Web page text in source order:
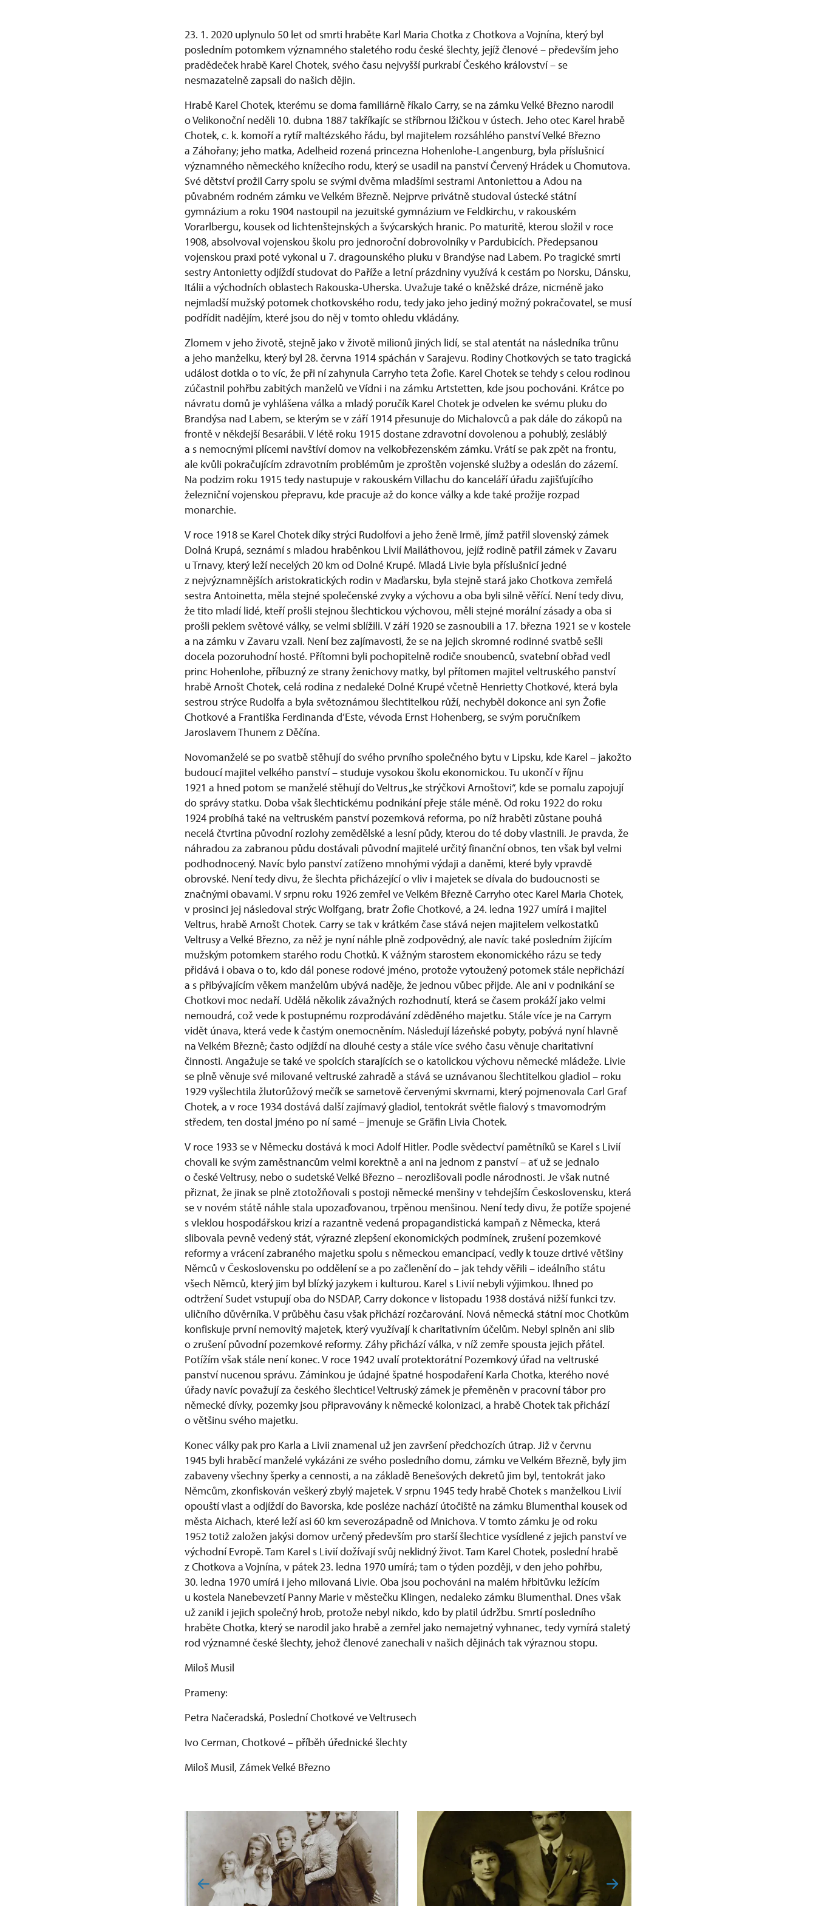
23. 1. 2020 uplynulo 50 let od smrti hraběte Karl Maria Chotka z Chotkova a Vojnína, který byl
posledním potomkem významného staletého rodu české šlechty, jejíž členové – především jeho
pradědeček hrabě Karel Chotek, svého času nejvyšší purkrabí Českého království – se
nesmazatelně zapsali do našich dějin.
Hrabě Karel Chotek, kterému se doma familiárně říkalo Carry, se na zámku Velké Březno narodil
o Velikonoční neděli 10. dubna 1887 takříkajíc se stříbrnou lžičkou v ústech. Jeho otec Karel hrabě
Chotek, c. k. komoří a rytíř maltézského řádu, byl majitelem rozsáhlého panství Velké Březno
a Záhořany; jeho matka, Adelheid rozená princezna Hohenlohe-Langenburg, byla příslušnicí
významného německého knížecího rodu, který se usadil na panství Červený Hrádek u Chomutova.
Své dětství prožil Carry spolu se svými dvěma mladšími sestrami Antoniettou a Adou na
půvabném rodném zámku ve Velkém Březně. Nejprve privátně studoval ústecké státní
gymnázium a roku 1904 nastoupil na jezuitské gymnázium ve Feldkirchu, v rakouském
Vorarlbergu, kousek od lichtenštejnských a švýcarských hranic. Po maturitě, kterou složil v roce
1908, absolvoval vojenskou školu pro jednoroční dobrovolníky v Pardubicích. Předepsanou
vojenskou praxi poté vykonal u 7. dragounského pluku v Brandýse nad Labem. Po tragické smrti
sestry Antonietty odjíždí studovat do Paříže a letní prázdniny využívá k cestám po Norsku, Dánsku,
Itálii a východních oblastech Rakouska-Uherska. Uvažuje také o kněžské dráze, nicméně jako
nejmladší mužský potomek chotkovského rodu, tedy jako jeho jediný možný pokračovatel, se musí
podřídit nadějím, které jsou do něj v tomto ohledu vkládány.
Zlomem v jeho životě, stejně jako v životě milionů jiných lidí, se stal atentát na následníka trůnu
a jeho manželku, který byl 28. června 1914 spáchán v Sarajevu. Rodiny Chotkových se tato tragická
událost dotkla o to víc, že při ní zahynula Carryho teta Žofie. Karel Chotek se tehdy s celou rodinou
zúčastnil pohřbu zabitých manželů ve Vídni i na zámku Artstetten, kde jsou pochováni. Krátce po
návratu domů je vyhlášena válka a mladý poručík Karel Chotek je odvelen ke svému pluku do
Brandýsa nad Labem, se kterým se v září 1914 přesunuje do Michalovců a pak dále do zákopů na
frontě v někdejší Besarábii. V létě roku 1915 dostane zdravotní dovolenou a pohublý, zesláblý
a s nemocnými plícemi navštíví domov na velkobřezenském zámku. Vrátí se pak zpět na frontu,
ale kvůli pokračujícím zdravotním problémům je zproštěn vojenské služby a odeslán do zázemí.
Na podzim roku 1915 tedy nastupuje v rakouském Villachu do kanceláří úřadu zajišťujícího
železniční vojenskou přepravu, kde pracuje až do konce války a kde také prožije rozpad
monarchie.
V roce 1918 se Karel Chotek díky strýci Rudolfovi a jeho ženě Irmě, jímž patřil slovenský zámek
Dolná Krupá, seznámí s mladou hraběnkou Livií Mailáthovou, jejíž rodině patřil zámek v Zavaru
u Trnavy, který leží necelých 20 km od Dolné Krupé. Mladá Livie byla příslušnicí jedné
z nejvýznamnějších aristokratických rodin v Maďarsku, byla stejně stará jako Chotkova zemřelá
sestra Antoinetta, měla stejné společenské zvyky a výchovu a oba byli silně věřící. Není tedy divu,
že tito mladí lidé, kteří prošli stejnou šlechtickou výchovou, měli stejné morální zásady a oba si
prošli peklem světové války, se velmi sblížili. V září 1920 se zasnoubili a 17. března 1921 se v kostele
a na zámku v Zavaru vzali. Není bez zajímavosti, že se na jejich skromné rodinné svatbě sešli
docela pozoruhodní hosté. Přítomni byli pochopitelně rodiče snoubenců, svatební obřad vedl
princ Hohenlohe, příbuzný ze strany ženichovy matky, byl přítomen majitel veltruského panství
hrabě Arnošt Chotek, celá rodina z nedaleké Dolné Krupé včetně Henrietty Chotkové, která byla
sestrou strýce Rudolfa a byla světoznámou šlechtitelkou růží, nechyběl dokonce ani syn Žofie
Chotkové a Františka Ferdinanda d’Este, vévoda Ernst Hohenberg, se svým poručníkem
Jaroslavem Thunem z Děčína.
Novomanželé se po svatbě stěhují do svého prvního společného bytu v Lipsku, kde Karel – jakožto
budoucí majitel velkého panství – studuje vysokou školu ekonomickou. Tu ukončí v říjnu
1921 a hned potom se manželé stěhují do Veltrus „ke strýčkovi Arnoštovi“, kde se pomalu zapojují
do správy statku. Doba však šlechtickému podnikání přeje stále méně. Od roku 1922 do roku
1924 probíhá také na veltruském panství pozemková reforma, po níž hraběti zůstane pouhá
necelá čtvrtina původní rozlohy zemědělské a lesní půdy, kterou do té doby vlastnili. Je pravda, že
náhradou za zabranou půdu dostávali původní majitelé určitý finanční obnos, ten však byl velmi
podhodnocený. Navíc bylo panství zatíženo mnohými výdaji a daněmi, které byly vpravdě
obrovské. Není tedy divu, že šlechta přicházející o vliv i majetek se dívala do budoucnosti se
značnými obavami. V srpnu roku 1926 zemřel ve Velkém Březně Carryho otec Karel Maria Chotek,
v prosinci jej následoval strýc Wolfgang, bratr Žofie Chotkové, a 24. ledna 1927 umírá i majitel
Veltrus, hrabě Arnošt Chotek. Carry se tak v krátkém čase stává nejen majitelem velkostatků
Veltrusy a Velké Březno, za něž je nyní náhle plně zodpovědný, ale navíc také posledním žijícím
mužským potomkem starého rodu Chotků. K vážným starostem ekonomického rázu se tedy
přidává i obava o to, kdo dál ponese rodové jméno, protože vytoužený potomek stále nepřichází
a s přibývajícím věkem manželům ubývá naděje, že jednou vůbec přijde. Ale ani v podnikání se
Chotkovi moc nedaří. Udělá několik závažných rozhodnutí, která se časem prokáží jako velmi
nemoudrá, což vede k postupnému rozprodávání zděděného majetku. Stále více je na Carrym
vidět únava, která vede k častým onemocněním. Následují lázeňské pobyty, pobývá nyní hlavně
na Velkém Březně; často odjíždí na dlouhé cesty a stále více svého času věnuje charitativní
činnosti. Angažuje se také ve spolcích starajících se o katolickou výchovu německé mládeže. Livie
se plně věnuje své milované veltruské zahradě a stává se uznávanou šlechtitelkou gladiol – roku
1929 vyšlechtila žlutorůžový mečík se sametově červenými skvrnami, který pojmenovala Carl Graf
Chotek, a v roce 1934 dostává další zajímavý gladiol, tentokrát světle fialový s tmavomodrým
středem, ten dostal jméno po ní samé – jmenuje se Gräfin Livia Chotek.
V roce 1933 se v Německu dostává k moci Adolf Hitler. Podle svědectví pamětníků se Karel s Livií
chovali ke svým zaměstnancům velmi korektně a ani na jednom z panství – ať už se jednalo
o české Veltrusy, nebo o sudetské Velké Březno – nerozlišovali podle národnosti. Je však nutné
přiznat, že jinak se plně ztotožňovali s postoji německé menšiny v tehdejším Československu, která
se v novém státě náhle stala upozaďovanou, trpěnou menšinou. Není tedy divu, že potíže spojené
s vleklou hospodářskou krizí a razantně vedená propagandistická kampaň z Německa, která
slibovala pevně vedený stát, výrazné zlepšení ekonomických podmínek, zrušení pozemkové
reformy a vrácení zabraného majetku spolu s německou emancipací, vedly k touze drtivé většiny
Němců v Československu po oddělení se a po začlenění do – jak tehdy věřili – ideálního státu
všech Němců, který jim byl blízký jazykem i kulturou. Karel s Livií nebyli výjimkou. Ihned po
odtržení Sudet vstupují oba do NSDAP, Carry dokonce v listopadu 1938 dostává nižší funkci tzv.
uličního důvěrníka. V průběhu času však přichází rozčarování. Nová německá státní moc Chotkům
konfiskuje první nemovitý majetek, který využívají k charitativním účelům. Nebyl splněn ani slib
o zrušení původní pozemkové reformy. Záhy přichází válka, v níž zemře spousta jejich přátel.
Potížím však stále není konec. V roce 1942 uvalí protektorátní Pozemkový úřad na veltruské
panství nucenou správu. Záminkou je údajné špatné hospodaření Karla Chotka, kterého nové
úřady navíc považují za českého šlechtice! Veltruský zámek je přeměněn v pracovní tábor pro
německé dívky, pozemky jsou připravovány k německé kolonizaci, a hrabě Chotek tak přichází
o většinu svého majetku.
Konec války pak pro Karla a Livii znamenal už jen završení předchozích útrap. Již v červnu
1945 byli hraběcí manželé vykázáni ze svého posledního domu, zámku ve Velkém Březně, byly jim
zabaveny všechny šperky a cennosti, a na základě Benešových dekretů jim byl, tentokrát jako
Němcům, zkonfiskován veškerý zbylý majetek. V srpnu 1945 tedy hrabě Chotek s manželkou Livií
opouští vlast a odjíždí do Bavorska, kde posléze nachází útočiště na zámku Blumenthal kousek od
města Aichach, které leží asi 60 km severozápadně od Mnichova. V tomto zámku je od roku
1952 totiž založen jakýsi domov určený především pro starší šlechtice vysídlené z jejich panství ve
východní Evropě. Tam Karel s Livií dožívají svůj neklidný život. Tam Karel Chotek, poslední hrabě
z Chotkova a Vojnína, v pátek 23. ledna 1970 umírá; tam o týden později, v den jeho pohřbu,
30. ledna 1970 umírá i jeho milovaná Livie. Oba jsou pochováni na malém hřbitůvku ležícím
u kostela Nanebevzetí Panny Marie v městečku Klingen, nedaleko zámku Blumenthal. Dnes však
už zanikl i jejich společný hrob, protože nebyl nikdo, kdo by platil údržbu. Smrtí posledního
hraběte Chotka, který se narodil jako hrabě a zemřel jako nemajetný vyhnanec, tedy vymírá staletý
rod významné české šlechty, jehož členové zanechali v našich dějinách tak výraznou stopu.
Miloš Musil
Prameny:
Petra Načeradská, Poslední Chotkové ve Veltrusech
Ivo Cerman, Chotkové – příběh úřednické šlechty
Miloš Musil, Zámek Velké Březno